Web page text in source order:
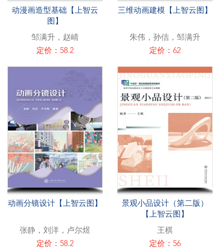
动漫画造型基础【上智云
图】
邹满升，赵崝
定价：58.2
三维动画建模【上智云图】
朱伟，孙佶，邹满升
定价：62
动画分镜设计【上智云图】
张静，刘洋，卢尔煜
定价：58.2
景观小品设计（第二版）
【上智云图】
王棋
定价：56